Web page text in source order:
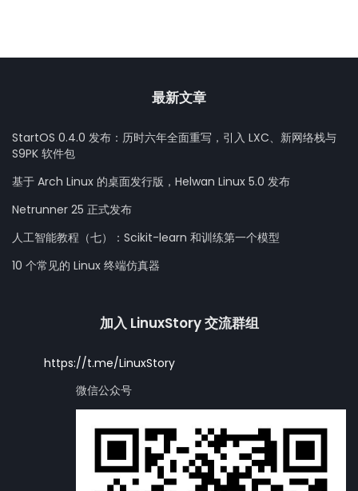
最新文章
StartOS 0.4.0 发布：历时六年全面重写，引入 LXC、新网络栈与
S9PK 软件包
基于 Arch Linux 的桌面发行版，Helwan Linux 5.0 发布
Netrunner 25 正式发布
人工智能教程（七）：Scikit-learn 和训练第一个模型
10 个常见的 Linux 终端仿真器
加入 LinuxStory 交流群组
https://t.me/LinuxStory
微信公众号